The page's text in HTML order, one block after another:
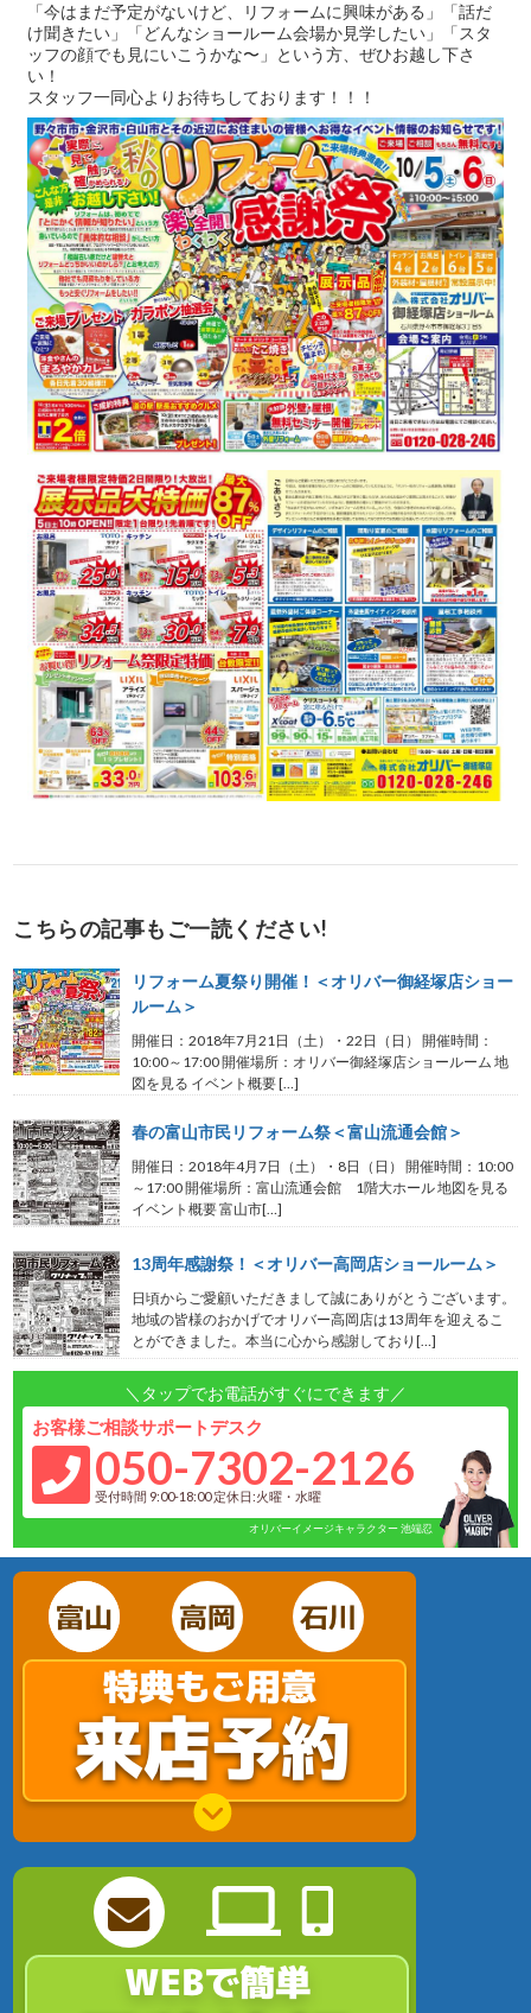
「今はまだ予定がないけど、リフォームに興味がある」「話だ
け聞きたい」「どんなショールーム会場か見学したい」「スタ
ッフの顔でも見にいこうかな〜」という方、ぜひお越し下さ
い！
スタッフ一同心よりお待ちしております！！！
こちらの記事もご一読ください!
リフォーム夏祭り開催！＜オリバー御経塚店ショー
ルーム＞
開催日：2018年7月21日（土）・22日（日） 開催時間：
10:00～17:00 開催場所：オリバー御経塚店ショールーム 地
図を見る イベント概要 […]
春の富山市民リフォーム祭＜富山流通会館＞
開催日：2018年4月7日（土）・8日（日） 開催時間：10:00
～17:00 開催場所：富山流通会館 1階大ホール 地図を見る
イベント概要 富山市[…]
13周年感謝祭！＜オリバー高岡店ショールーム＞
日頃からご愛顧いただきまして誠にありがとうございます。
地域の皆様のおかげでオリバー高岡店は13周年を迎えるこ
とができました。本当に心から感謝しており[…]
＼タップでお電話がすぐにできます／
お客様ご相談サポートデスク
050-7302-2126
受付時間 9:00-18:00 定休日:火曜・水曜
オリバーイメージキャラクター 池端忍